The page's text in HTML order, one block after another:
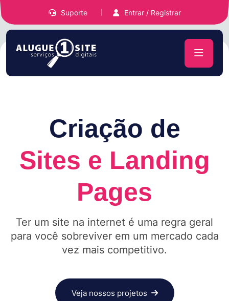
Suporte Entrar / Registrar
Criação de
Sites e Landing
Pages
Ter um site na internet é uma regra geral
para você sobreviver em um mercado cada
vez mais competitivo.
Veja nossos projetos